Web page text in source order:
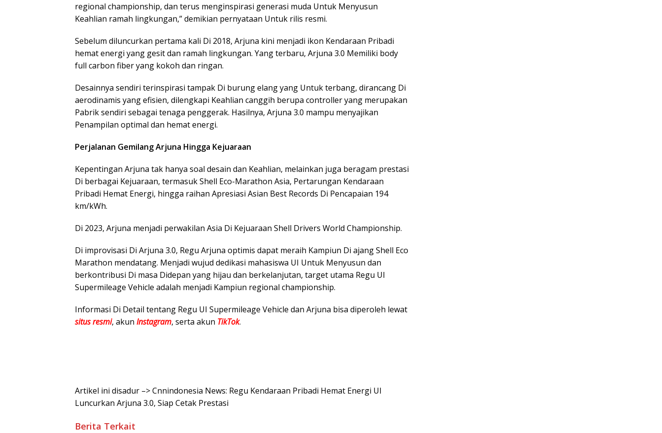
regional championship, dan terus menginspirasi generasi muda Untuk Menyusun
Keahlian ramah lingkungan,” demikian pernyataan Untuk rilis resmi.
Sebelum diluncurkan pertama kali Di 2018, Arjuna kini menjadi ikon Kendaraan Pribadi
hemat energi yang gesit dan ramah lingkungan. Yang terbaru, Arjuna 3.0 Memiliki body
full carbon fiber yang kokoh dan ringan.
Desainnya sendiri terinspirasi tampak Di burung elang yang Untuk terbang, dirancang Di
aerodinamis yang efisien, dilengkapi Keahlian canggih berupa controller yang merupakan
Pabrik sendiri sebagai tenaga penggerak. Hasilnya, Arjuna 3.0 mampu menyajikan
Penampilan optimal dan hemat energi.
Perjalanan Gemilang Arjuna Hingga Kejuaraan
Kepentingan Arjuna tak hanya soal desain dan Keahlian, melainkan juga beragam prestasi
Di berbagai Kejuaraan, termasuk Shell Eco-Marathon Asia, Pertarungan Kendaraan
Pribadi Hemat Energi, hingga raihan Apresiasi Asian Best Records Di Pencapaian 194
km/kWh.
Di 2023, Arjuna menjadi perwakilan Asia Di Kejuaraan Shell Drivers World Championship.
Di improvisasi Di Arjuna 3.0, Regu Arjuna optimis dapat meraih Kampiun Di ajang Shell Eco
Marathon mendatang. Menjadi wujud dedikasi mahasiswa UI Untuk Menyusun dan
berkontribusi Di masa Didepan yang hijau dan berkelanjutan, target utama Regu UI
Supermileage Vehicle adalah menjadi Kampiun regional championship.
Informasi Di Detail tentang Regu UI Supermileage Vehicle dan Arjuna bisa diperoleh lewat
situs resmi, akun Instagram, serta akun TikTok.
Artikel ini disadur –> Cnnindonesia News: Regu Kendaraan Pribadi Hemat Energi UI
Luncurkan Arjuna 3.0, Siap Cetak Prestasi
Berita Terkait